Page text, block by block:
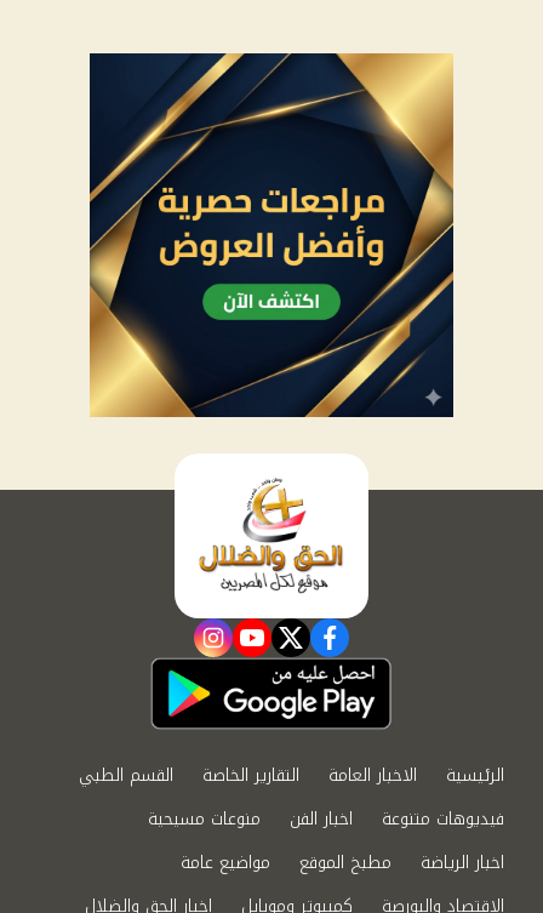
facebook
twitter
youtube
instagram
الرئيسية الاخبار العامة التقارير الخاصة
القسم الطبي
فيديوهات متنوعة
اخبار الفن
منوعات مسيحية
اخبار الرياضة
مطبخ الموقع
مواضيع عامة
الاقتصاد والبورصة
كمبيوتر وموبايل اخبار الحق والضلال